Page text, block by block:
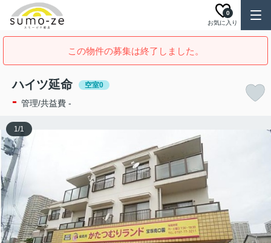
お気に入り
0
この物件の募集は終了しました。
ハイツ延命 空室0
- 管理/共益費 -
1/1